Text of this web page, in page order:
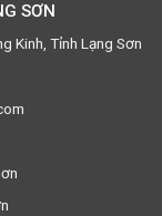
SƠN
Kinh, Tỉnh Lạng Sơn